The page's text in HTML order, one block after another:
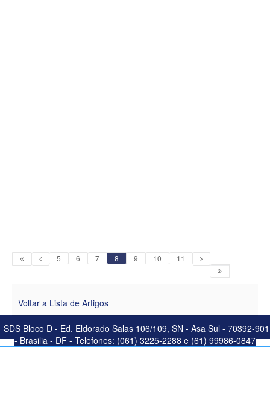
5 6 7 8 9 10 11
Voltar a Lista de Artigos
SDS Bloco D - Ed. Eldorado Salas 106/109, SN - Asa Sul - 70392-901
- Brasilia - DF - Telefones: (061) 3225-2288 e (61) 99986-0847